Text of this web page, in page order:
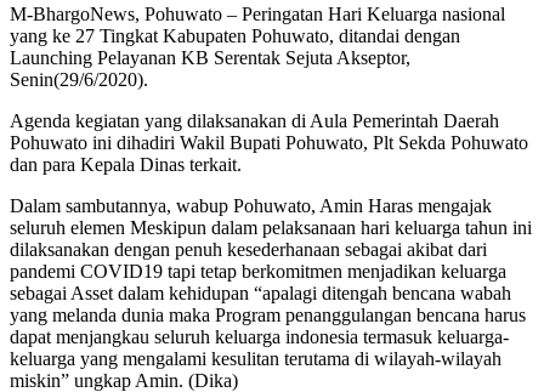
M-BhargoNews, Pohuwato – Peringatan Hari Keluarga nasional
yang ke 27 Tingkat Kabupaten Pohuwato, ditandai dengan
Launching Pelayanan KB Serentak Sejuta Akseptor,
Senin(29/6/2020).
Agenda kegiatan yang dilaksanakan di Aula Pemerintah Daerah
Pohuwato ini dihadiri Wakil Bupati Pohuwato, Plt Sekda Pohuwato
dan para Kepala Dinas terkait.
Dalam sambutannya, wabup Pohuwato, Amin Haras mengajak
seluruh elemen Meskipun dalam pelaksanaan hari keluarga tahun ini
dilaksanakan dengan penuh kesederhanaan sebagai akibat dari
pandemi COVID19 tapi tetap berkomitmen menjadikan keluarga
sebagai Asset dalam kehidupan “apalagi ditengah bencana wabah
yang melanda dunia maka Program penanggulangan bencana harus
dapat menjangkau seluruh keluarga indonesia termasuk keluarga-
keluarga yang mengalami kesulitan terutama di wilayah-wilayah
miskin” ungkap Amin. (Dika)